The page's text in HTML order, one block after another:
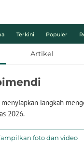
Terkini Populer
Artikel
langkah
2026.
foto dan video